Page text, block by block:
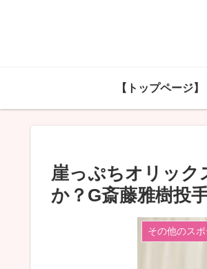
【トップページ】
崖っぷちオリック
か？G斎藤雅樹投
その他のス